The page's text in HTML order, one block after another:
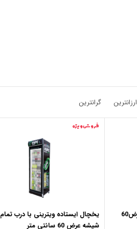
ارزانترین گرانترین
فریزر ایستاده ویترینی تک درب عرض60
فروش ویژه
یخچال ایستاده ویترینی با درب تمام
شیشه عرض 60 سانتی متر